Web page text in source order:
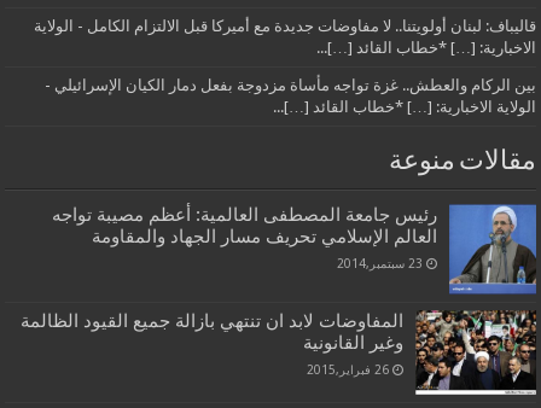
قاليباف: لبنان أولويتنا.. لا مفاوضات جديدة مع أميركا قبل الالتزام الكامل - الولاية
الاخبارية: […] *خطاب القائد […]...
بين الركام والعطش.. غزة تواجه مأساة مزدوجة بفعل دمار الكيان الإسرائيلي -
الولاية الاخبارية: […] *خطاب القائد […]...
مقالات منوعة
رئيس جامعة المصطفى العالمية: أعظم مصيبة تواجه
العالم الإسلامي تحريف مسار الجهاد والمقاومة
23 سبتمبر,2014
المفاوضات لابد ان تنتهي بازالة جميع القيود الظالمة
وغير القانونية
26 فبراير,2015